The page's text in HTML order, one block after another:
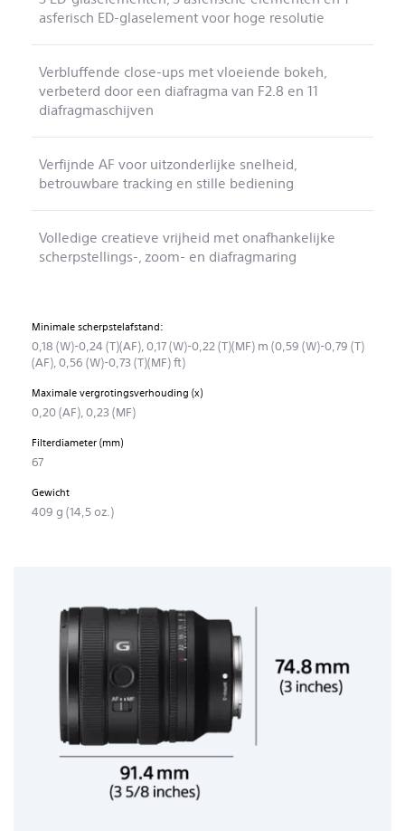
asferisch ED-glaselement voor hoge resolutie
Verbluffende close-ups met vloeiende bokeh,
verbeterd door een diafragma van F2.8 en 11
diafragmaschijven
Verfijnde AF voor uitzonderlijke snelheid,
betrouwbare tracking en stille bediening
Volledige creatieve vrijheid met onafhankelijke
scherpstellings-, zoom- en diafragmaring
Minimale scherpstelafstand:
0,18 (W)-0,24 (T)(AF), 0,17 (W)-0,22 (T)(MF) m (0,59 (W)-0,79 (T)
(AF), 0,56 (W)-0,73 (T)(MF) ft)
Maximale vergrotingsverhouding (x)
0,20 (AF), 0,23 (MF)
Filterdiameter (mm)
67
Gewicht
409 g (14,5 oz.)